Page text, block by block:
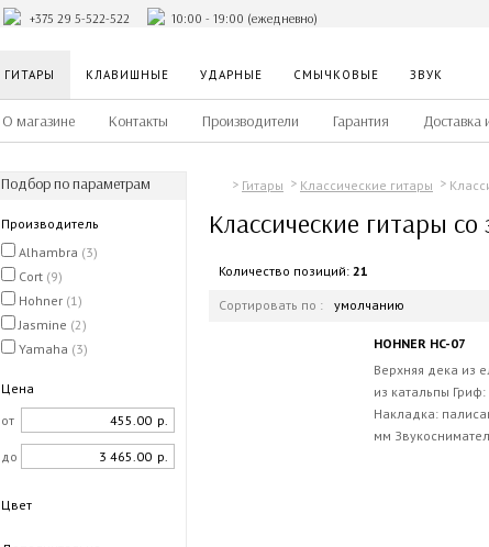
+375 29 5-522-522 10:00 - 19:00 (ежедневно)
ГИТАРЫ КЛАВИШНЫЕ УДАРНЫЕ СМЫЧКОВЫЕ ЗВУК
О магазине Контакты Производители Гарантия Доставка
Подбор по параметрам
Производитель
Alhambra (3)
Cort (9)
Hohner (1)
Jasmine (2)
Yamaha (3)
Цена
от
р.
до р.
Цвет
Гитары Классические гитары
Классические гитары
Количество позиций: 21
Сортировать по : умолчанию
HOHNER HC-07
Верхняя дека из
из катальпы
Накладка:
мм